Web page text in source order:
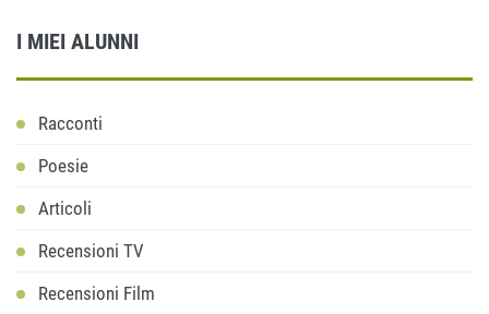
I MIEI ALUNNI
Racconti
Poesie
Articoli
Recensioni TV
Recensioni Film